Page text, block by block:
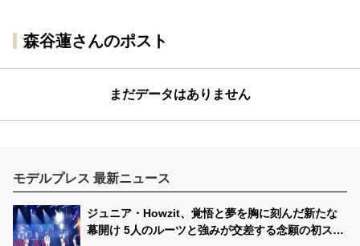
森谷蓮さんのポスト
まだデータはありません
モデルプレス 最新ニュース
ジュニア・Howzit、覚悟と夢を胸に刻んだ新たな
幕開け 5人のルーツと強みが交差する念願の初ステ